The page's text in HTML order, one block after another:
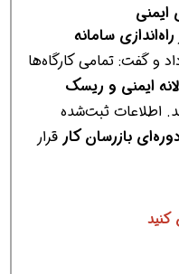
ایمنی
راه‌اندازی سامانه
و گفت: تمامی کارگاه‌ها
ایمنی و ریسک
اطلاعات ثبت‌شده
بازرسان کار قرار